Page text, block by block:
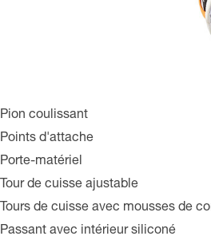
Pion coulissant
Points d'attache
Porte-matériel
Tour de cuisse ajustable
Tours de cuisse avec mousses de
Passant avec intérieur siliconé